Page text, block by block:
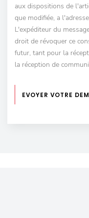
aux dispositions de
que modifiée, a
L'expéditeur du
droit de révoquer ce
futur, tant pour la
la réception de
EVOYER VOTRE